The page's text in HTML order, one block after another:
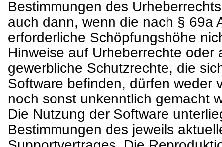
Bestimmungen des
auch dann, wenn die nach § 69a
erforderliche Schöpfungshöhe
Hinweise auf Urheberrechte oder
gewerbliche Schutzrechte, die
Software befinden, dürfen weder
noch sonst unkenntlich gemacht
Die Nutzung der Software
Bestimmungen des jeweils